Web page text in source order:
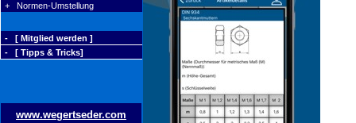
+ Normen-Umstellung
- [ Mitglied werden ]
- [ Tipps & Tricks]
www.wegertseder.com